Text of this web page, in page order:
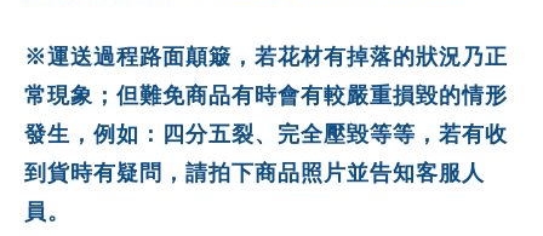
※運送過程路面顛簸，若花材有掉落的狀況乃正
常現象；但難免商品有時會有較嚴重損毀的情形
發生，例如：四分五裂、完全壓毀等等，若有收
到貨時有疑問，請拍下商品照片並告知客服人
員。